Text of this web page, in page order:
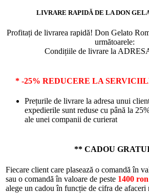
LIVRARE RAPIDĂ DE LA DON
Profitați de livrarea rapidă! Don Gelato
următoarele:
Condițiile de livrare la
* -25% REDUCERE LA
Prețurile de livrare la adresa unui
expedierile sunt reduse cu până la
ale unei companii de curierat
** CADOU
Fiecare client care plasează o comandă în
sau o comandă în valoare de peste 1400 ron
alege un cadou în funcție de cifra de afaceri